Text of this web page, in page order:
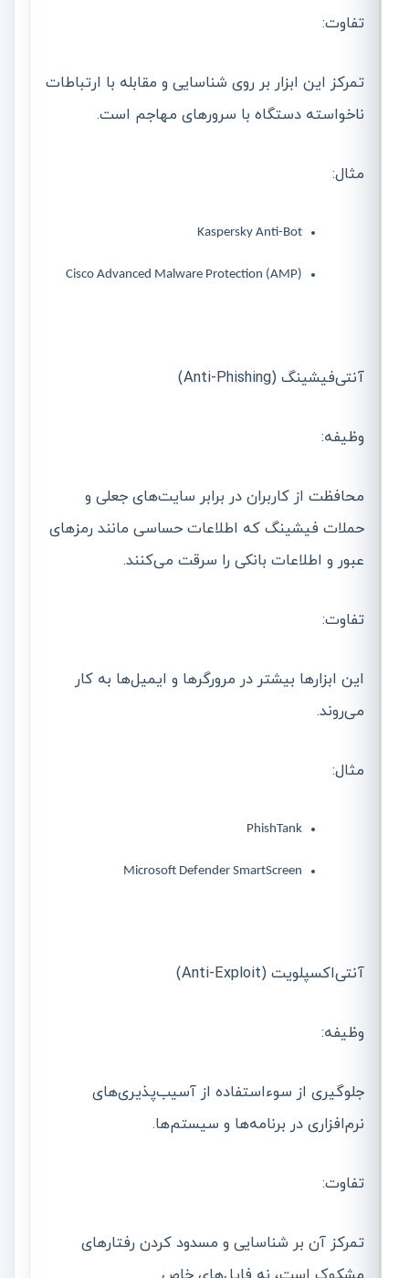
تفاوت:
تمرکز این ابزار بر روی شناسایی و مقابله با ارتباطات
ناخواسته دستگاه با سرورهای مهاجم است.
مثال:
Kaspersky Anti-Bot
Cisco Advanced Malware Protection (AMP)
آنتی‌فیشینگ (Anti-Phishing)
وظیفه:
محافظت از کاربران در برابر سایت‌های جعلی و
حملات فیشینگ که اطلاعات حساسی مانند رمزهای
عبور و اطلاعات بانکی را سرقت می‌کنند.
تفاوت:
این ابزارها بیشتر در مرورگرها و ایمیل‌ها به کار
می‌روند.
مثال:
PhishTank
Microsoft Defender SmartScreen
آنتی‌اکسپلویت (Anti-Exploit)
وظیفه:
جلوگیری از سوءاستفاده از آسیب‌پذیری‌های
نرم‌افزاری در برنامه‌ها و سیستم‌ها.
تفاوت:
تمرکز آن بر شناسایی و مسدود کردن رفتارهای